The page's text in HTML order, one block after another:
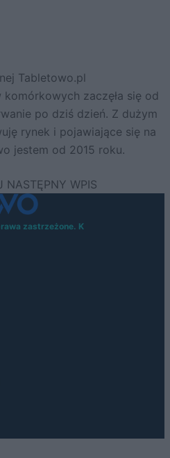
Tabletowo.pl
zaczęła się od
po dziś dzień. Z dużym
rynek i pojawiające się na
jestem od 2015 roku.
zastrzeżone. K